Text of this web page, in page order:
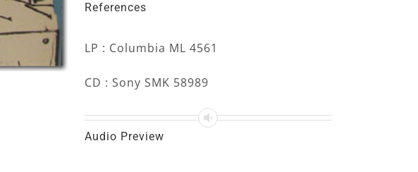
References
LP : Columbia ML 4561
CD : Sony SMK 58989
Audio Preview